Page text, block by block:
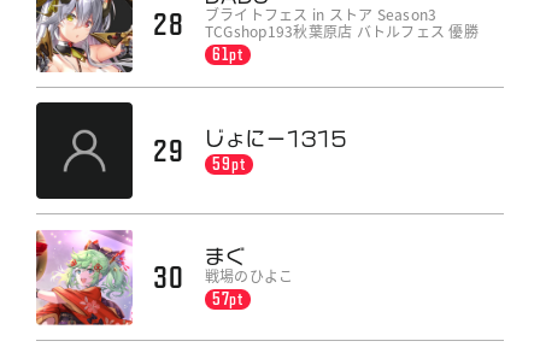
28
ブライトフェス in ストア Season3
TCGshop193秋葉原店 バトルフェス 優勝
61pt
29
じょにー1315
59pt
30
まぐ
戦場のひよこ
57pt